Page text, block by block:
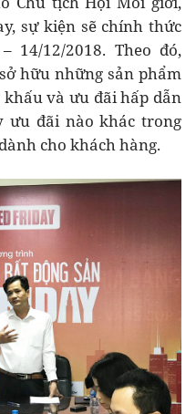
sự kiện sẽ chính thức
14/12/2018. Theo đó,
hữu những sản phẩm
và ưu đãi hấp dẫn
ưu đãi nào khác trong
cho khách hàng.